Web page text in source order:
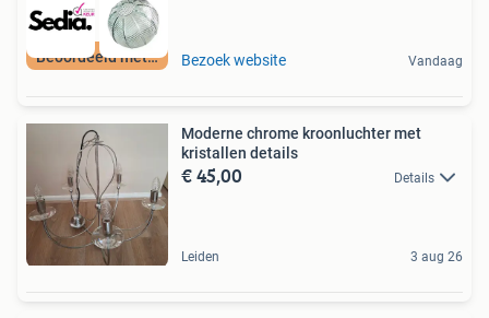
Beoordeeld met 9+ Bezoek website Vandaag
Moderne chrome kroonluchter met
kristallen details
€ 45,00 Details
Leiden 3 aug 26